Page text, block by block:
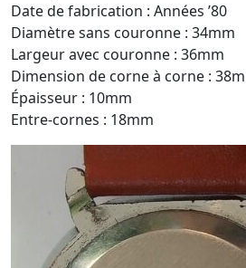
Date de fabrication : Années ’80
Diamètre sans couronne : 34mm
Largeur avec couronne : 36mm
Dimension de corne à corne :
Épaisseur : 10mm
Entre-cornes : 18mm